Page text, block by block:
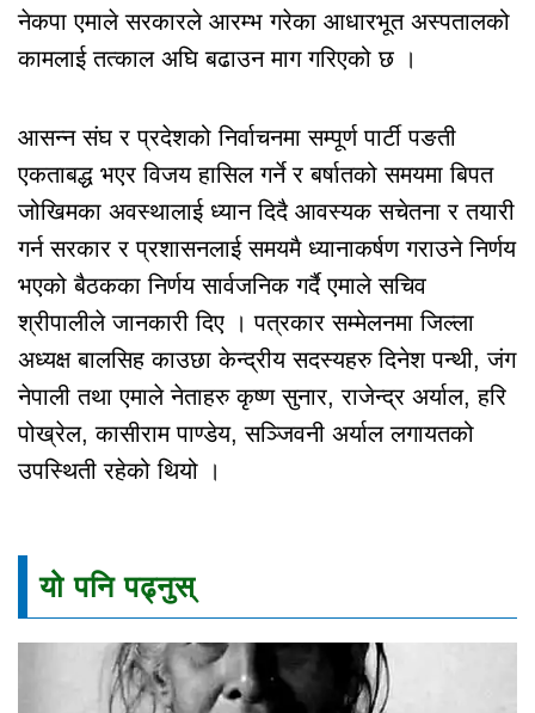
नेकपा एमाले सरकारले आरम्भ गरेका आधारभूत अस्पतालको
कामलाई तत्काल अघि बढाउन माग गरिएको छ ।
आसन्न संघ र प्रदेशको निर्वाचनमा सम्पूर्ण पार्टी पङती
एकताबद्ध भएर विजय हासिल गर्ने र बर्षातको समयमा बिपत
जोखिमका अवस्थालाई ध्यान दिदै आवस्यक सचेतना र तयारी
गर्न सरकार र प्रशासनलाई समयमै ध्यानाकर्षण गराउने निर्णय
भएको बैठकका निर्णय सार्वजनिक गर्दै एमाले सचिव
श्रीपालीले जानकारी दिए । पत्रकार सम्मेलनमा जिल्ला
अध्यक्ष बालसिह काउछा केन्द्रीय सदस्यहरु दिनेश पन्थी, जंग
नेपाली तथा एमाले नेताहरु कृष्ण सुनार, राजेन्द्र अर्याल, हरि
पोख्रेल, कासीराम पाण्डेय, सञ्जिवनी अर्याल लगायतको
उपस्थिती रहेको थियो ।
यो पनि पढ्नुस्